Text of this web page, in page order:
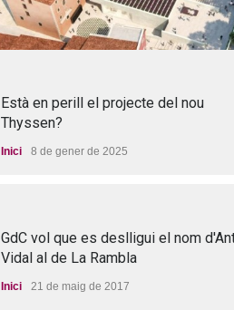
Està en perill el projecte del nou
Thyssen?
Inici 8 de gener de 2025
GdC vol que es deslligui el nom
Vidal al de La Rambla
Inici 21 de maig de 2017